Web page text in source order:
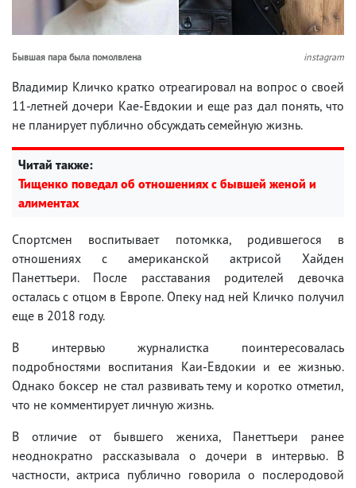
Бывшая пара была помолвлена instagram
Владимир Кличко кратко отреагировал на вопрос о своей
11-летней дочери Кае-Евдокии и еще раз дал понять, что
не планирует публично обсуждать семейную жизнь.
Читай также:
Тищенко поведал об отношениях с бывшей женой и
алиментах
Спортсмен воспитывает потомкка, родившегося в
отношениях с американской актрисой Хайден
Панеттьери. После расставания родителей девочка
осталась с отцом в Европе. Опеку над ней Кличко получил
еще в 2018 году.
В интервью журналистка поинтересовалась
подробностями воспитания Каи-Евдокии и ее жизнью.
Однако боксер не стал развивать тему и коротко отметил,
что не комментирует личную жизнь.
В отличие от бывшего жениха, Панеттьери ранее
неоднократно рассказывала о дочери в интервью. В
частности, актриса публично говорила о послеродовой